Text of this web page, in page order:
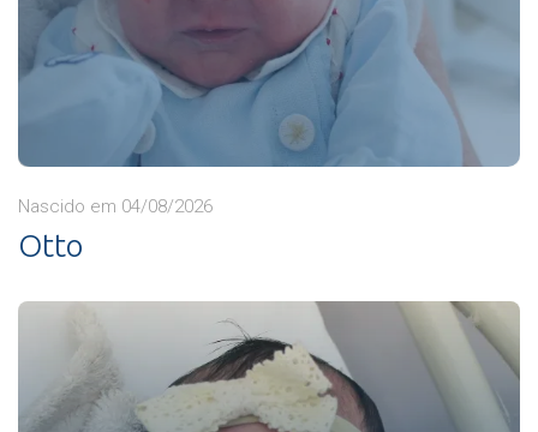
Nascido em 04/08/2026
Otto